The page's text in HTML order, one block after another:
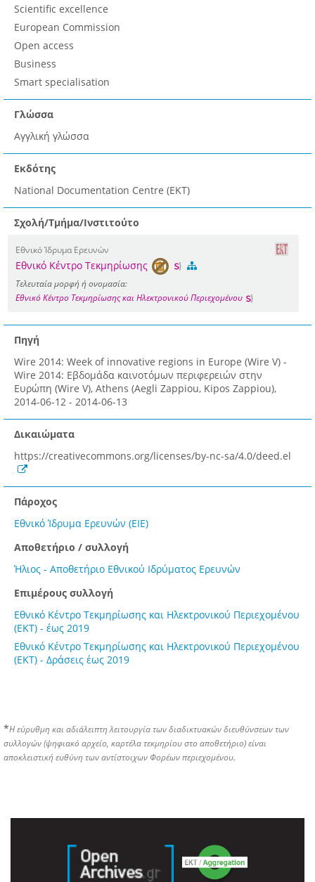
Scientific excellence
European Commission
Open access
Business
Smart specialisation
Γλώσσα
Αγγλική γλώσσα
Εκδότης
National Documentation Centre (EKT)
Σχολή/Τμήμα/Ινστιτούτο
Εθνικό Ίδρυμα Ερευνών
Εθνικό Κέντρο Τεκμηρίωσης
Τελευταία μορφή ή ονομασία:
Εθνικό Κέντρο Τεκμηρίωσης και Ηλεκτρονικού Περιεχομένου
Πηγή
Wire 2014: Week of innovative regions in Europe (Wire V) -
Wire 2014: Εβδομάδα καινοτόμων περιφερειών στην
Ευρώπη (Wire V), Athens (Aegli Zappiou, Kipos Zappiou),
2014-06-12 - 2014-06-13
Δικαιώματα
https://creativecommons.org/licenses/by-nc-sa/4.0/deed.el
Πάροχος
Εθνικό Ίδρυμα Ερευνών (ΕΙΕ)
Αποθετήριο / συλλογή
Ήλιος - Αποθετήριο Εθνικού Ιδρύματος Ερευνών
Επιμέρους συλλογή
Εθνικό Κέντρο Τεκμηρίωσης και Ηλεκτρονικού Περιεχομένου
(ΕΚΤ) - έως 2019
Εθνικό Κέντρο Τεκμηρίωσης και Ηλεκτρονικού Περιεχομένου
(ΕΚΤ) - Δράσεις έως 2019
*Η εύρυθμη και αδιάλειπτη λειτουργία των διαδικτυακών διευθύνσεων των
συλλογών (ψηφιακό αρχείο, καρτέλα τεκμηρίου στο αποθετήριο) είναι
αποκλειστική ευθύνη των αντίστοιχων Φορέων περιεχομένου.